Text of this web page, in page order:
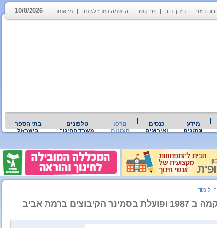
חינוך חינוך נכון צור קשר הרשמה כמנוי לעיתון מי אנחנו 10/8/2026
מידע
ונתונים
כנסים
ואירועים
מרכז
הזמנות
טלפונים
משרד החינוך
בתי הספר
בישראל
לימוד
ברמת אביב